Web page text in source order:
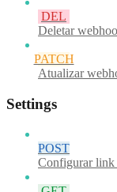
DEL
Deletar
PATCH
Atualizar
Settings
POST
Configurar link